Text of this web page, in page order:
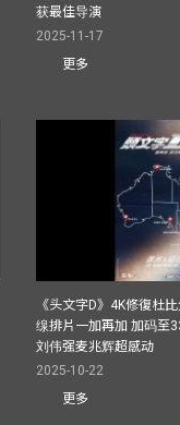
获最佳导演
2025-11-17
更多
《头文字D》4K修復杜
缐排片一加再加 加码至
刘伟强麦兆辉超感动
2025-10-22
更多